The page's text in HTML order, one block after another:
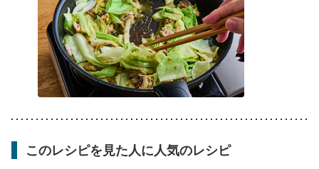
このレシピを見た人に人気のレシピ